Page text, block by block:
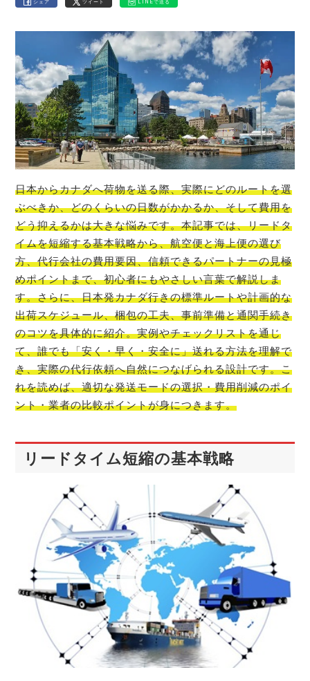
シェア ツイート LINEで送る
日本からカナダへ荷物を送る際、実際にどのルートを選
ぶべきか、どのくらいの日数がかかるか、そして費用を
どう抑えるかは大きな悩みです。本記事では、リードタ
イムを短縮する基本戦略から、航空便と海上便の選び
方、代行会社の費用要因、信頼できるパートナーの見極
めポイントまで、初心者にもやさしい言葉で解説しま
す。さらに、日本発カナダ行きの標準ルートや計画的な
出荷スケジュール、梱包の工夫、事前準備と通関手続き
のコツを具体的に紹介。実例やチェックリストを通じ
て、誰でも「安く・早く・安全に」送れる方法を理解で
き、実際の代行依頼へ自然につなげられる設計です。こ
れを読めば、適切な発送モードの選択・費用削減のポイ
ント・業者の比較ポイントが身につきます。
リードタイム短縮の基本戦略